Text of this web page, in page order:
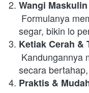
Wangi
segar, bikin lo
Ketiak Cerah &
secara
Praktis &